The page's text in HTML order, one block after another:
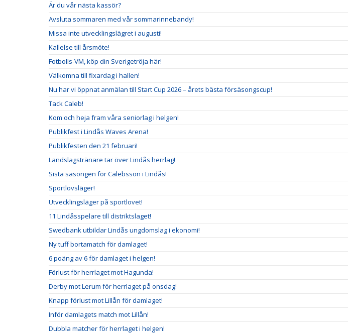
Är du vår nästa kassör?
Avsluta sommaren med vår sommarinnebandy!
Missa inte utvecklingslägret i augusti!
Kallelse till årsmöte!
Fotbolls-VM, köp din Sverigetröja här!
Välkomna till fixardag i hallen!
Nu har vi öppnat anmälan till Start Cup 2026 – årets bästa försäsongscup!
Tack Caleb!
Kom och heja fram våra seniorlag i helgen!
Publikfest i Lindås Waves Arena!
Publikfesten den 21 februari!
Landslagstränare tar över Lindås herrlag!
Sista säsongen för Calebsson i Lindås!
Sportlovsläger!
Utvecklingsläger på sportlovet!
11 Lindåsspelare till distriktslaget!
Swedbank utbildar Lindås ungdomslag i ekonomi!
Ny tuff bortamatch för damlaget!
6 poäng av 6 för damlaget i helgen!
Förlust för herrlaget mot Hagunda!
Derby mot Lerum för herrlaget på onsdag!
Knapp förlust mot Lillån för damlaget!
Inför damlagets match mot Lillån!
Dubbla matcher för herrlaget i helgen!